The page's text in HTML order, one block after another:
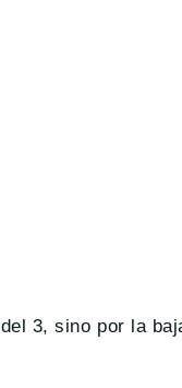
3, sino por la